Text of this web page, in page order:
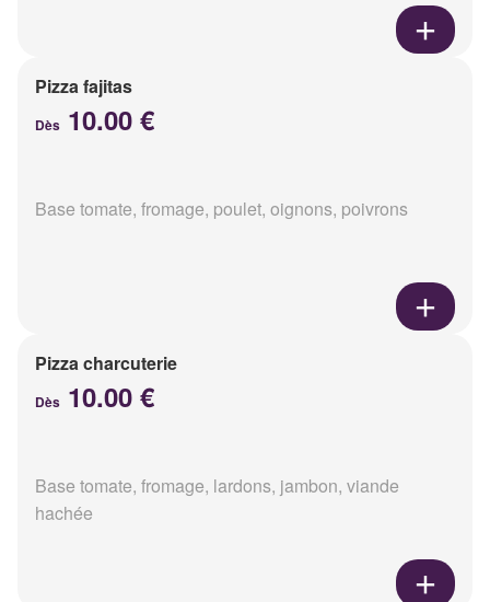
Pizza fajitas
Dès 10.00 €
Base tomate, fromage, poulet, oignons, poivrons
Pizza charcuterie
Dès 10.00 €
Base tomate, fromage, lardons, jambon, viande
hachée